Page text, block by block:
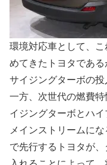
環境対応車として、
めてきたトヨタであ
サイジングターボの投
一方、次世代の燃費
イジングターボとハ
メインストリームに
で先行するトヨタが